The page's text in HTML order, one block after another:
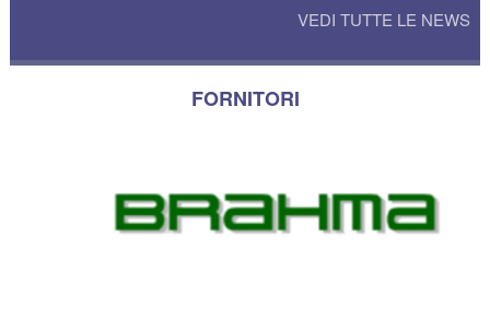
VEDI TUTTE LE NEWS
FORNITORI